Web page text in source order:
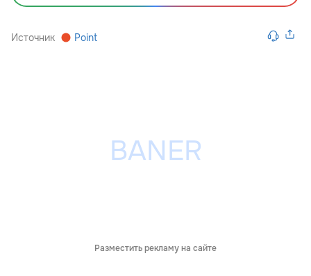
Источник Point
Разместить рекламу на сайте